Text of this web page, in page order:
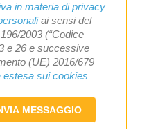
in materia di privacy
ai sensi del
2003 (“Codice
e 26 e successive
(UE) 2016/679
estesa sui cookies
MESSAGGIO